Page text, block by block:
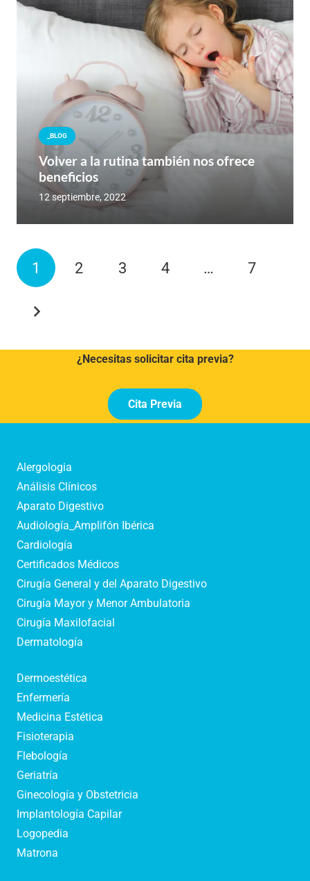
_BLOG
Volver a la rutina también nos ofrece
beneficios
12 septiembre, 2022
1 2 3 4 … 7
¿Necesitas solicitar cita previa?
Cita Previa
Alergologia
Análisis Clínicos
Aparato Digestivo
Audiología_Amplifón Ibérica
Cardiología
Certificados Médicos
Cirugía General y del Aparato Digestivo
Cirugía Mayor y Menor Ambulatoria
Cirugía Maxilofacial
Dermatología
Dermoestética
Enfermería
Medicina Estética
Fisioterapia
Flebología
Geriatría
Ginecología y Obstetricia
Implantología Capilar
Logopedia
Matrona